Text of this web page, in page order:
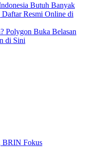
Butuh Banyak
Daftar Resmi Online di
Polygon Buka Belasan
di Sini
BRIN Fokus